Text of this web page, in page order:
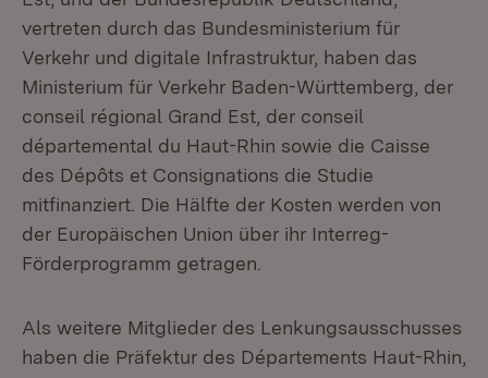
vertreten durch das Bundesministerium für
Verkehr und digitale Infrastruktur, haben das
Ministerium für Verkehr Baden-Württemberg, der
conseil régional Grand Est, der conseil
départemental du Haut-Rhin sowie die Caisse
des Dépôts et Consignations die Studie
mitfinanziert. Die Hälfte der Kosten werden von
der Europäischen Union über ihr Interreg-
Förderprogramm getragen.
Als weitere Mitglieder des Lenkungsausschusses
haben die Präfektur des Départements Haut-Rhin,